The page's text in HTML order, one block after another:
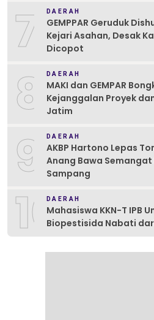
7 DAERAH
GEMPPAR Geruduk
Kejari Asahan, Desak
Dicopot
8 DAERAH
MAKI dan GEMPAR
Kejanggalan Proyek
Jatim
9 DAERAH
AKBP Hartono Lepas
Anang Bawa
Sampang
10DAERAH
Mahasiswa KKN-T IPB
Biopestisida Nabati